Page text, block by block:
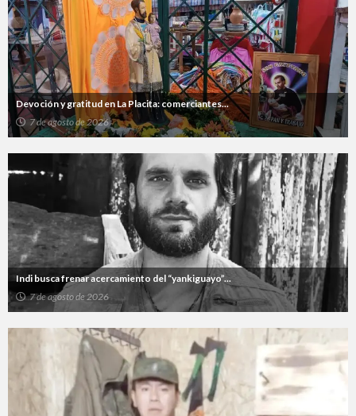
Devoción y gratitud en La Placita: comerciantes...
7 de agosto de 2026
Indi busca frenar acercamiento del “yankiguayo”...
7 de agosto de 2026